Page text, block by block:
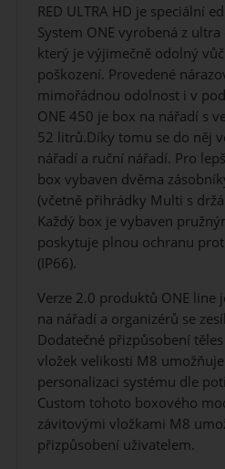
RED ULTRA HD je speciální
System ONE vyrobená z
který je výjimečně odolný
poškození. Provedené
mimořádnou odolnost i v
ONE 450 je box na nářadí s
52 litrů.Díky tomu se do něj
nářadí a ruční nářadí. Pro
box vybaven dvěma
(včetně přihrádky Multi s
Každý box je vybaven
poskytuje plnou ochranu
(IP66).
Verze 2.0 produktů ONE line
na nářadí a organizérů se
Dodatečné přizpůsobení
vložek velikosti M8
personalizaci systému dle
Custom tohoto boxového
závitovými vložkami M8
přizpůsobení uživatelem.